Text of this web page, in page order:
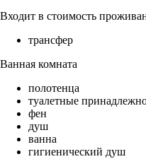
Входит в стоимость
трансфер
Ванная комната
полотенца
туалетные
фен
душ
ванна
гигиенический душ